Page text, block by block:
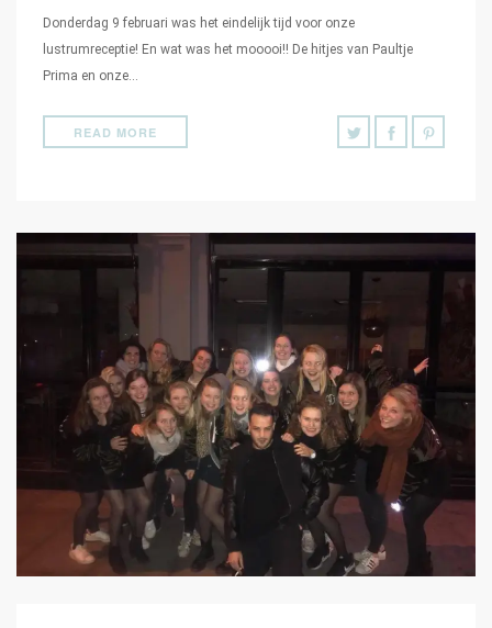
Donderdag 9 februari was het eindelijk tijd voor onze
lustrumreceptie! En wat was het mooooi!! De hitjes van Paultje
Prima en onze…
READ MORE